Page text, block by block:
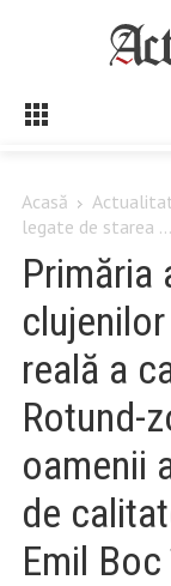
Acasă
legate de starea ...
Primăria
reală a
Rotund-
oamenii
de
Emil